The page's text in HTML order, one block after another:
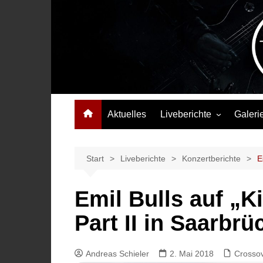
Das Musikmagazin, das Wellen schlägt. Konzerte,
Aktuelles Liveberichte
Festivalberichte
Highlights
Start Liveberichte Konzertberichte
Emil Bulls auf
Part II in
Andreas Schieler 2. Mai 2018